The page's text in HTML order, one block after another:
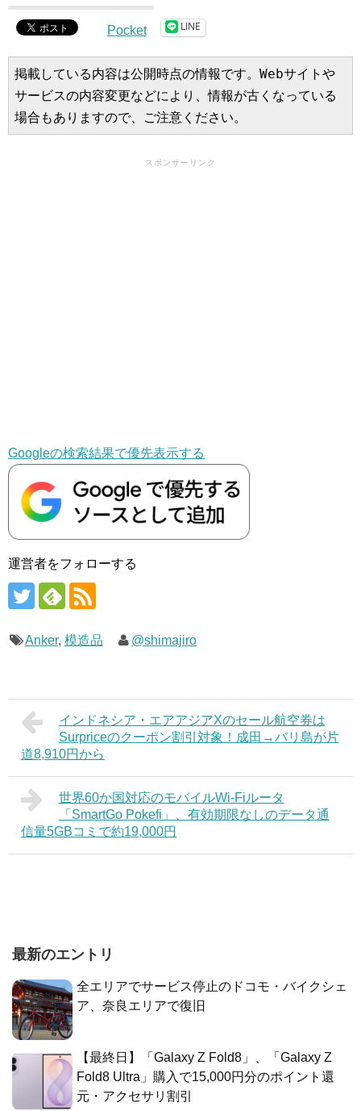
Pocket LINE
掲載している内容は公開時点の情報です。Webサイトや
サービスの内容変更などにより、情報が古くなっている
場合もありますので、ご注意ください。
スポンサーリンク
Googleの検索結果で優先表示する
運営者をフォローする
Anker, 模造品 @shimajiro
インドネシア・エアアジアXのセール航空券は
Surpriceのクーポン割引対象！成田→バリ島が片
道8,910円から
世界60か国対応のモバイルWi-Fiルータ
「SmartGo Pokefi」、有効期限なしのデータ通
信量5GBコミで約19,000円
最新のエントリ
全エリアでサービス停止のドコモ・バイクシェ
ア、奈良エリアで復旧
【最終日】「Galaxy Z Fold8」、「Galaxy Z
Fold8 Ultra」購入で15,000円分のポイント還
元・アクセサリ割引